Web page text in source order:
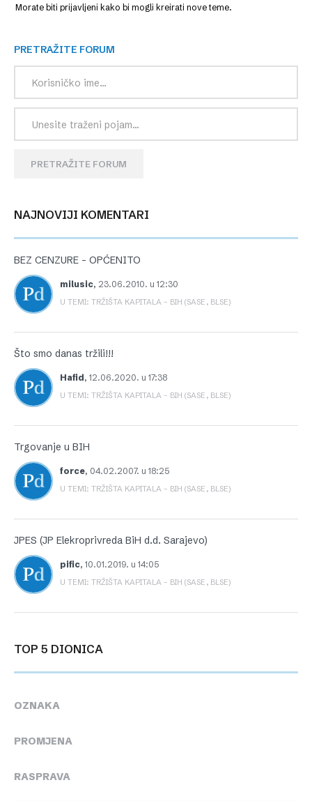
Morate biti prijavljeni kako bi mogli kreirati nove teme.
PRETRAŽITE FORUM
PRETRAŽITE FORUM
NAJNOVIJI KOMENTARI
BEZ CENZURE – OPĆENITO
milusic, 23.06.2010. u 12:30
U TEMI: TRŽIŠTA KAPITALA – BIH (SASE, BLSE)
Što smo danas tržili!!!
Hafid, 12.06.2020. u 17:38
U TEMI: TRŽIŠTA KAPITALA – BIH (SASE, BLSE)
Trgovanje u BIH
force, 04.02.2007. u 18:25
U TEMI: TRŽIŠTA KAPITALA – BIH (SASE, BLSE)
JPES (JP Elekroprivreda BiH d.d. Sarajevo)
pific, 10.01.2019. u 14:05
U TEMI: TRŽIŠTA KAPITALA – BIH (SASE, BLSE)
TOP 5 DIONICA
OZNAKA
PROMJENA
RASPRAVA